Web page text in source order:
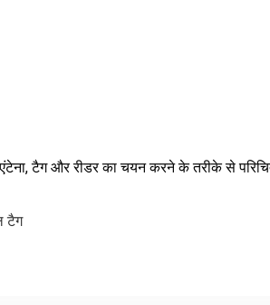
टैग और रीडर का चयन करने के तरीके से
टैग